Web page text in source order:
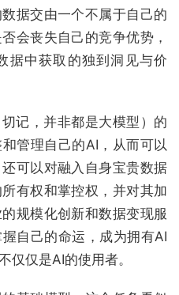
据交由一个不属于自己的
会丧失自己的竞争优势，
据中获取的独到洞见与价
记，并非都是大模型）的
管理自己的AI，从而可以
可以对融入自身宝贵数据
有权和掌控权，并对其加
规模化创新和数据变现服
自己的命运，成为拥有AI
仅仅是AI的使用者。